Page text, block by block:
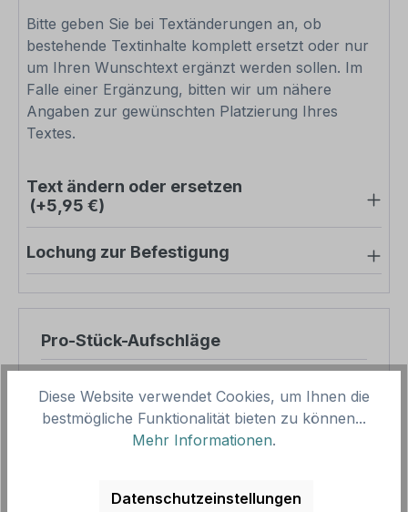
Bitte geben Sie bei Textänderungen an, ob
bestehende Textinhalte komplett ersetzt oder nur
um Ihren Wunschtext ergänzt werden sollen. Im
Falle einer Ergänzung, bitten wir um nähere
Angaben zur gewünschten Platzierung Ihres
Textes.
Text ändern oder ersetzen
(+5,95 €)
Lochung zur Befestigung
Pro-Stück-Aufschläge
Zwischensumme
8,45 €
Gesamtpreis
Diese Website verwendet Cookies, um Ihnen die
bestmögliche Funktionalität bieten zu können...
Mehr Informationen.
Datenschutzeinstellungen